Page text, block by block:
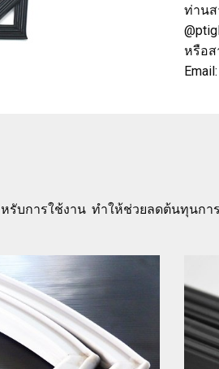
ท่านส
หรือส
Email:
รับการใช้งาน ทำให้ช่วยลดต้นทุนก